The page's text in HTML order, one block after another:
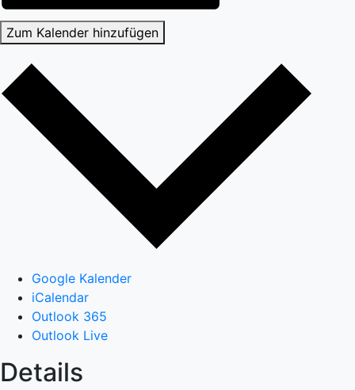
Zum Kalender hinzufügen
Google Kalender
iCalendar
Outlook 365
Outlook Live
Details